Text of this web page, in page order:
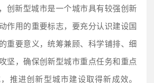
创新型城市是一个城市具有较强创新
作用的重要标志，要充分认识建设国
重要意义，统筹兼顾、科学铺排、细
坚，确保创新型城市重点任务和重点
推进创新型城市建设取得新成效。